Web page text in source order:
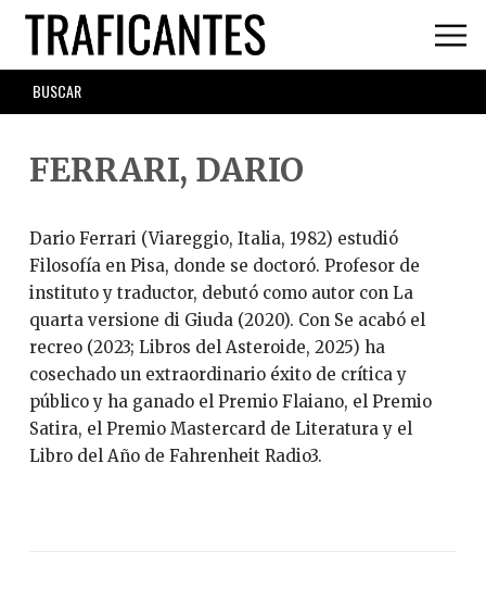
Skip
main
content
SEARCH
FORM
FERRARI, DARIO
Dario Ferrari (Viareggio, Italia, 1982) estudió
Filosofía en Pisa, donde se doctoró. Profesor de
instituto y traductor, debutó como autor con La
quarta versione di Giuda (2020). Con Se acabó el
recreo (2023; Libros del Asteroide, 2025) ha
cosechado un extraordinario éxito de crítica y
público y ha ganado el Premio Flaiano, el Premio
Satira, el Premio Mastercard de Literatura y el
Libro del Año de Fahrenheit Radio3.